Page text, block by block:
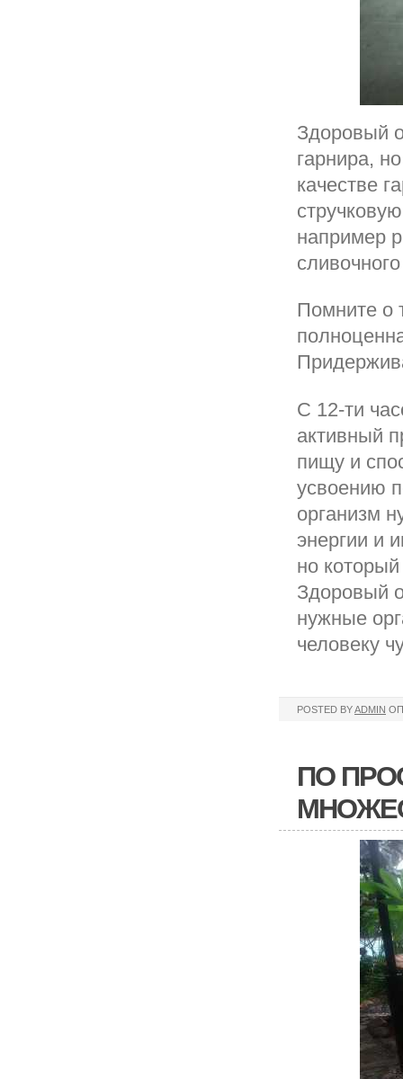
Здоровый
гарнира,
качестве
например
Помните о
С 12-ти
активный
пищу и
усвоению
организм
энергии и
но
Здоровый
нужные
человеку
POSTED BYADMIN
ПО